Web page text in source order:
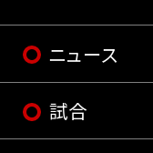
ニュース
試合